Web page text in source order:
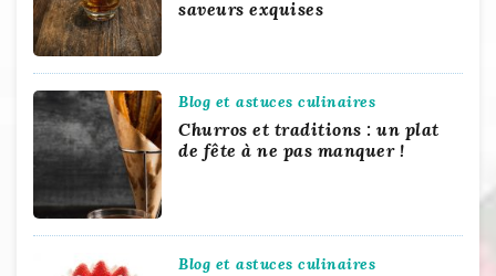
saveurs exquises
Blog et astuces culinaires
Churros et traditions : un plat
de fête à ne pas manquer !
Blog et astuces culinaires